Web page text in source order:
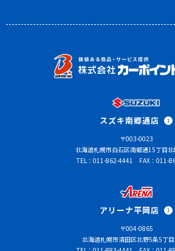
スズキ南郷通店
〒003-0023
北海道札幌市白石区南郷通15丁目
TEL：011-862-4441
FAX：011-
アリーナ平岡店
〒004-0865
北海道札幌市清田区北野5条5丁